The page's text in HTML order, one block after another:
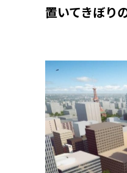
置いてきぼり